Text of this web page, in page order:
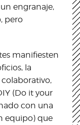
engranaje,
pero
manifiesten
la
(Do it your
con una
equipo) que